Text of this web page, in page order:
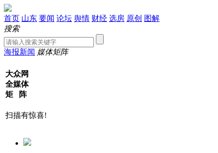
首页 山东 要闻 论坛 舆情 财经 选房 原创 图解
搜索
海报新闻 媒体矩阵
大众网
全媒体
矩 阵
扫描有惊喜!